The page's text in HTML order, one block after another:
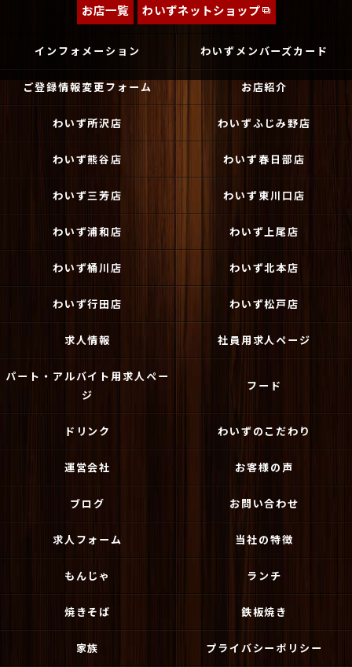
お店一覧 わいずネットショップ
インフォメーション わいずメンバーズカード
ご登録情報変更フォーム お店紹介
わいず所沢店 わいずふじみ野店
わいず熊谷店 わいず春日部店
わいず三芳店 わいず東川口店
わいず浦和店 わいず上尾店
わいず桶川店 わいず北本店
わいず行田店 わいず松戸店
求人情報 社員用求人ページ
パート・アルバイト用求人ペー
ジ
フード
ドリンク わいずのこだわり
運営会社 お客様の声
ブログ お問い合わせ
求人フォーム 当社の特徴
もんじゃ ランチ
焼きそば 鉄板焼き
家族 プライバシーポリシー